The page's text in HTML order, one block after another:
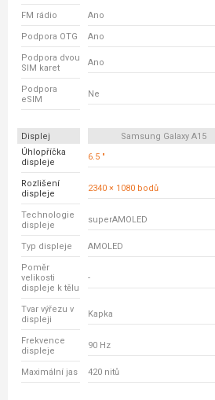
FM rádio Ano
Podpora OTG Ano
Podpora dvou
SIM karet
Ano
Podpora
eSIM
Ne
Displej Samsung Galaxy A15
Úhlopříčka
displeje
6.5 "
Rozlišení
displeje
2340 × 1080 bodů
Technologie
displeje
superAMOLED
Typ displeje AMOLED
Poměr
velikosti
displeje k tělu
-
Tvar výřezu v
displeji
Kapka
Frekvence
displeje
90 Hz
Maximální jas 420 nitů